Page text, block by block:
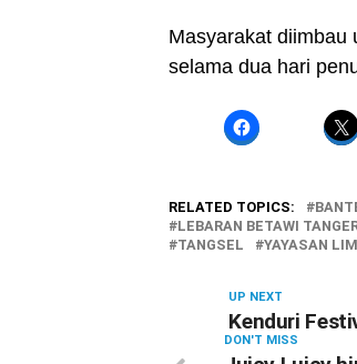
Masyarakat diimbau
selama dua hari
RELATED TOPICS:
LEBARAN BETAWI
TANGSEL
YAYASAN
UP NEXT
Kenduri
DON'T MISS